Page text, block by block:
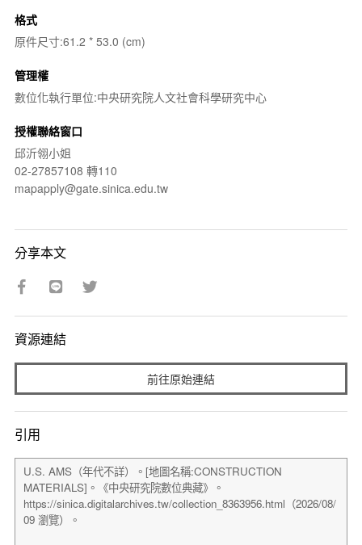
格式
原件尺寸:61.2 * 53.0 (cm)
管理權
數位化執行單位:中央研究院人文社會科學研究中心
授權聯絡窗口
邱沂翎小姐
02-27857108 轉110
mapapply@gate.sinica.edu.tw
分享本文
資源連結
前往原始連結
引用